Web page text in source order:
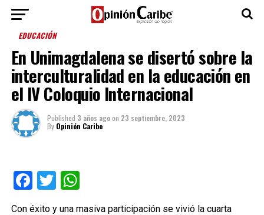
EDUCACIÓN
En Unimagdalena se disertó sobre la
interculturalidad en la educación en
el IV Coloquio Internacional
Published 3 años agoon 23 septiembre, 2023
By Opinión Caribe
Facebook
TwitterWhatsApp
Con éxito y una masiva participación se vivió la cuarta